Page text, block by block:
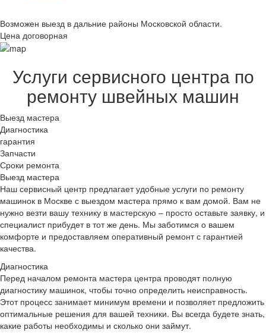
Возможен выезд в дальние районы Московской области.
Цена договорная
Услуги сервисного центра по
ремонту швейных машин
Выезд мастера
Диагностика
гарантия
Запчасти
Сроки ремонта
Выезд мастера
Наш сервисный центр предлагает удобные услуги по ремонту
машинок в Москве с выездом мастера прямо к вам домой. Вам не
нужно везти вашу технику в мастерскую – просто оставьте заявку, и
специалист прибудет в тот же день. Мы заботимся о вашем
комфорте и предоставляем оперативный ремонт с гарантией
качества.
Диагностика
Перед началом ремонта мастера центра проводят полную
диагностику машинок, чтобы точно определить неисправность.
Этот процесс занимает минимум времени и позволяет предложить
оптимальные решения для вашей техники. Вы всегда будете знать,
какие работы необходимы и сколько они займут.